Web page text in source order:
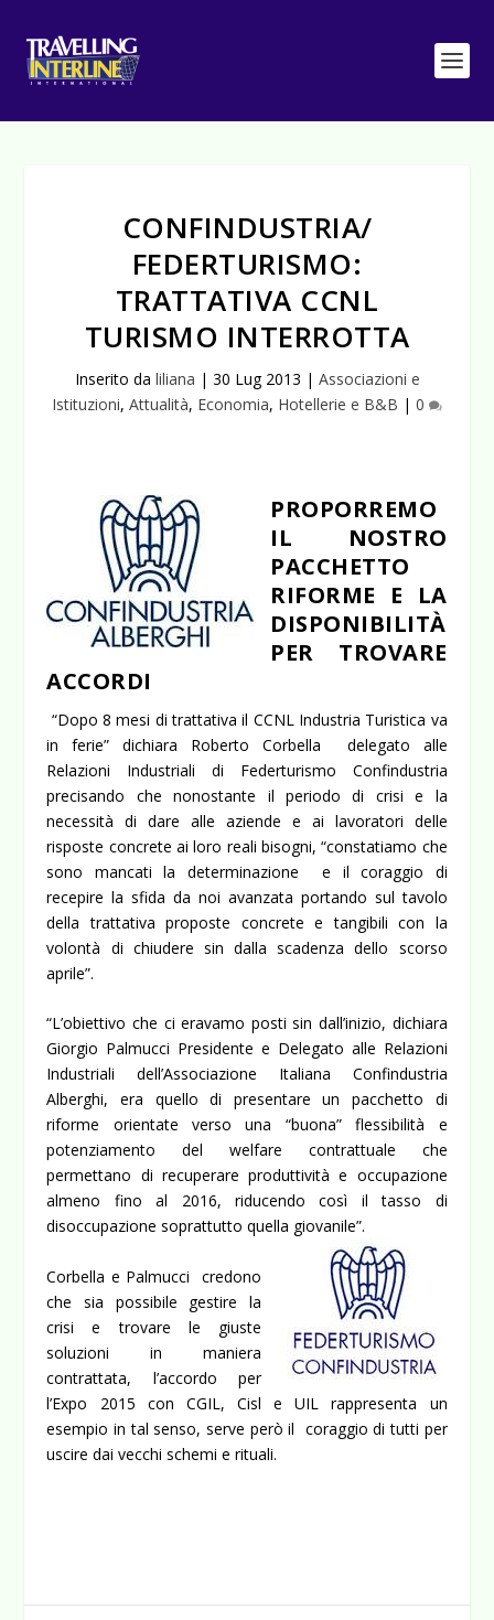
CONFINDUSTRIA/
FEDERTURISMO:
TRATTATIVA CCNL
TURISMO INTERROTTA
Inserito da liliana | 30 Lug 2013 | Associazioni e
Istituzioni, Attualità, Economia, Hotellerie e B&B | 0
PROPORREMO
IL NOSTRO
PACCHETTO
RIFORME E LA
DISPONIBILITÀ
PER TROVARE
ACCORDI
“Dopo 8 mesi di trattativa il CCNL Industria Turistica va
in ferie” dichiara Roberto Corbella delegato alle
Relazioni Industriali di Federturismo Confindustria
precisando che nonostante il periodo di crisi e la
necessità di dare alle aziende e ai lavoratori delle
risposte concrete ai loro reali bisogni, “constatiamo che
sono mancati la determinazione e il coraggio di
recepire la sfida da noi avanzata portando sul tavolo
della trattativa proposte concrete e tangibili con la
volontà di chiudere sin dalla scadenza dello scorso
aprile”.
“L’obiettivo che ci eravamo posti sin dall’inizio, dichiara
Giorgio Palmucci Presidente e Delegato alle Relazioni
Industriali dell’Associazione Italiana Confindustria
Alberghi, era quello di presentare un pacchetto di
riforme orientate verso una “buona” flessibilità e
potenziamento del welfare contrattuale che
permettano di recuperare produttività e occupazione
almeno fino al 2016, riducendo così il tasso di
disoccupazione soprattutto quella giovanile”.
Corbella e Palmucci credono
che sia possibile gestire la
crisi e trovare le giuste
soluzioni in maniera
contrattata, l’accordo per
l’Expo 2015 con CGIL, Cisl e UIL rappresenta un
esempio in tal senso, serve però il coraggio di tutti per
uscire dai vecchi schemi e rituali.